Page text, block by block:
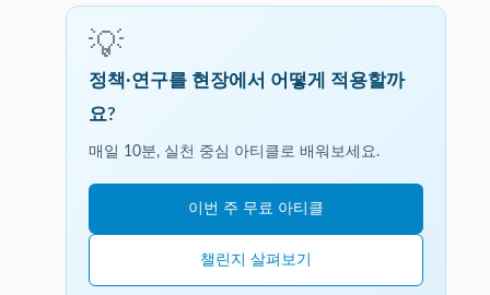
💡
정책·연구를 현장에서 어떻게 적용할까
요?
매일 10분, 실천 중심 아티클로 배워보세요.
이번 주 무료 아티클
챌린지 살펴보기